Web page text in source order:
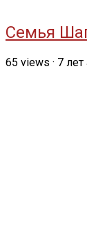
Семья
65 views · 7 лет